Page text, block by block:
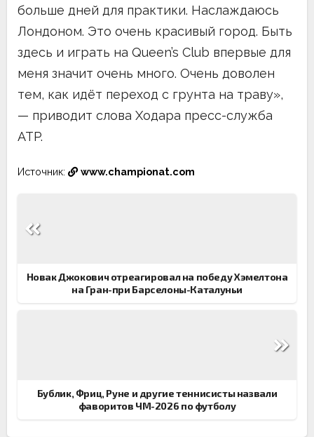
больше дней для практики. Наслаждаюсь
Лондоном. Это очень красивый город. Быть
здесь и играть на Queen’s Club впервые для
меня значит очень много. Очень доволен
тем, как идёт переход с грунта на траву»,
— приводит слова Ходара пресс-служба
ATP.
Источник: www.championat.com
по
Новак Джокович отреагировал на победу Хэмелтона
на Гран-при Барселоны-Каталуньи
Бублик, Фриц, Руне и другие теннисисты назвали
фаворитов ЧМ-2026 по футболу